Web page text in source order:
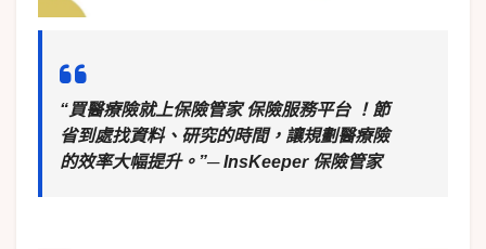
“買醫療險就上保險管家 保險服務平台 ！節
省到處找資料、研究的時間，讓規劃醫療險
的效率大幅提升。”─ InsKeeper 保險管家